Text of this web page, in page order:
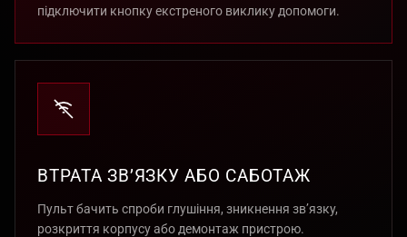
підключити кнопку екстреного виклику допомоги.
ВТРАТА ЗВ’ЯЗКУ АБО САБОТАЖ
Пульт бачить спроби глушіння, зникнення зв’язку,
розкриття корпусу або демонтаж пристрою.